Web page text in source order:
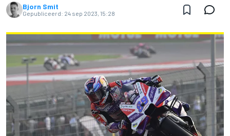
Bjorn Smit
Gepubliceerd: 24 sep 2023, 15:28